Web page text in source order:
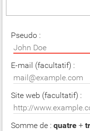
Pseudo :
E-mail (facultatif) :
Site web (facultatif) :
Somme de : quatre +